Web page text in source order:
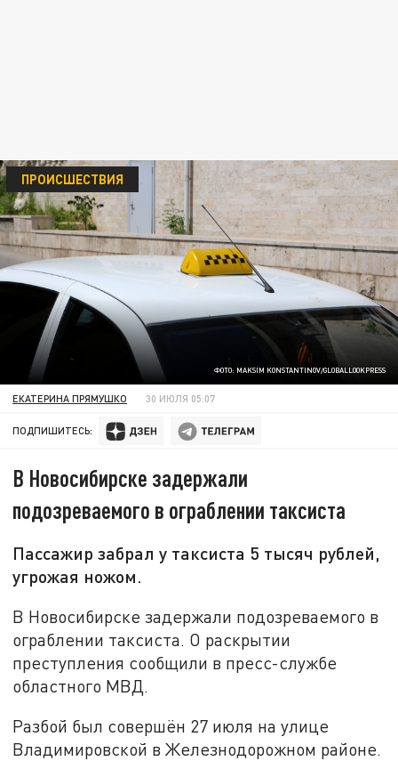
ФОТО: MAKSIM KONSTANTINOV/GLOBALLOOKPRESS
ПРОИСШЕСТВИЯ
ЕКАТЕРИНА ПРЯМУШКО 30 ИЮЛЯ 05:07
ПОДПИШИТЕСЬ:
В Новосибирске задержали
подозреваемого в ограблении таксиста
Пассажир забрал у таксиста 5 тысяч рублей,
угрожая ножом.
В Новосибирске задержали подозреваемого в
ограблении таксиста. О раскрытии
преступления сообщили в пресс-службе
областного МВД.
Разбой был совершён 27 июля на улице
Владимировской в Железнодорожном районе.